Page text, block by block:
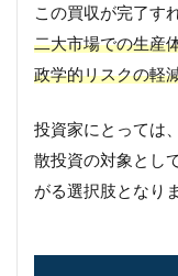
この買収が完了す
二大市場での生産
政学的リスクの軽
投資家にとっては
散投資の対象とし
がる選択肢となり